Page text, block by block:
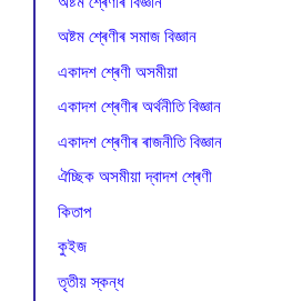
অষ্টম শ্ৰেণীৰ সমাজ বিজ্ঞান
একাদশ শ্ৰেণী অসমীয়া
একাদশ শ্ৰেণীৰ অৰ্থনীতি বিজ্ঞান
একাদশ শ্ৰেণীৰ ৰাজনীতি বিজ্ঞান
ঐচ্ছিক অসমীয়া দ্বাদশ শ্ৰেণী
কিতাপ
কুইজ
তৃতীয় স্কন্ধ